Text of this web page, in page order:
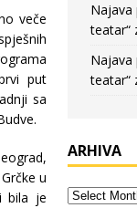
veče
put
sa
u
bila je
Najava
teatar“
Najava
teatar“
ARHIVA